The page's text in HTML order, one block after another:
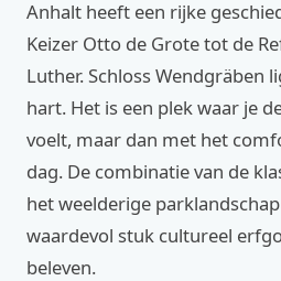
Anhalt heeft een rijke
Keizer Otto de Grote tot de
Luther. Schloss Wendgräben
hart. Het is een plek waar je
voelt, maar dan met het
dag. De combinatie van de
het weelderige
waardevol stuk cultureel
beleven.